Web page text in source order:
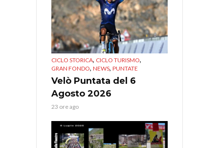
CICLO STORICA, CICLO TURISMO,
GRAN FONDO, NEWS, PUNTATE
Velò Puntata del 6
Agosto 2026
23 ore ago